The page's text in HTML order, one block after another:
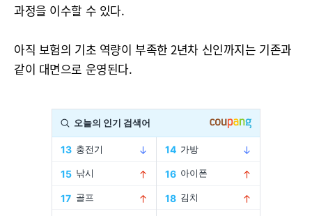
과정을 이수할 수 있다.
아직 보험의 기초 역량이 부족한 2년차 신인까지는 기존과
같이 대면으로 운영된다.